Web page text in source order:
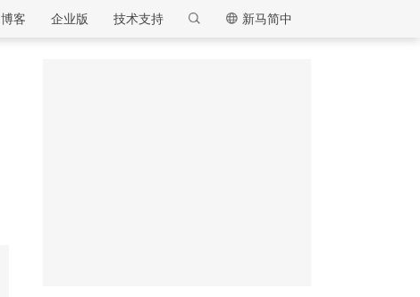
逍遥模拟器
新马简中
技术支持
企业版
博客